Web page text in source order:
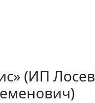
(ИП Лосев